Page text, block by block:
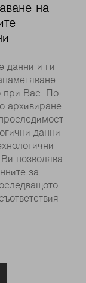
на
данни и ги
при Вас. По
архивиране
данни
позволява
за